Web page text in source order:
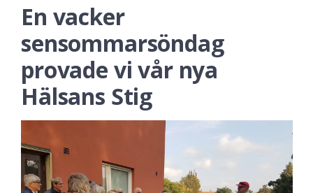
En vacker
sensommarsöndag
provade vi vår nya
Hälsans Stig